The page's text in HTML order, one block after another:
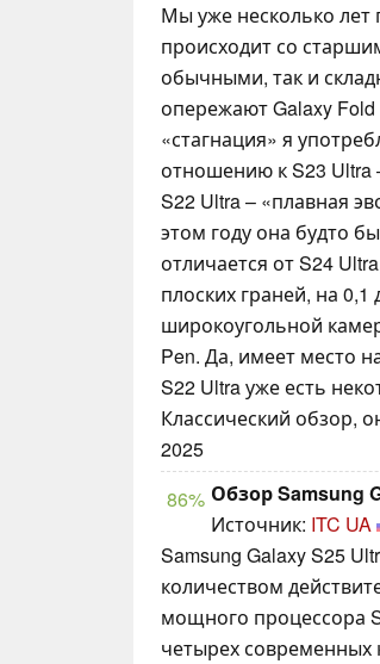
Мы уже несколько лет
происходит со
обычными, так и
опережают Galaxy
«стагнация» я
отношению к S23 Ultra
S22 Ultra – «плавная
этом году она будто
отличается от S24
плоских граней, на
широкоугольной
Pen. Да, имеет место
S22 Ultra уже есть
Классический обзор,
2025
86% Обзор Samsung
Источник: ITC UA
Samsung Galaxy S25
количеством
мощного процессора
четырех